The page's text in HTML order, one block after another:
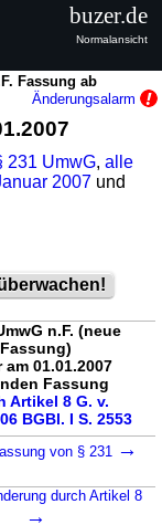
Fassung ab
Änderungsalarm
231 UmwG,alle
2007 und
n.F. (neue
Fassung)
am 01.01.2007
Fassung
Artikel 8 G. v.
BGBl. I S. 2553
von § 231 →
durch Artikel 8
→
buzer.de
Normalansicht